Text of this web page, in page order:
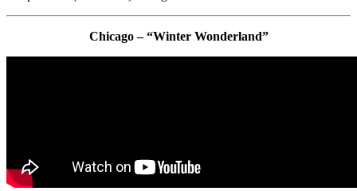
Chicago – “Winter Wonderland”